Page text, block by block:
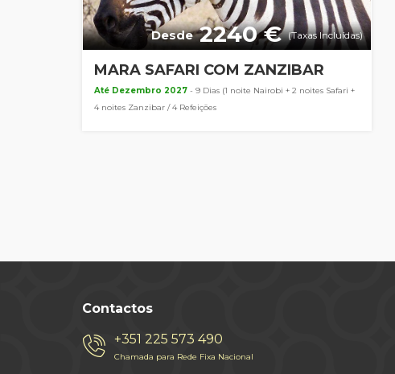
Desde2240 €(Taxas Incluídas)
MARA SAFARI COM ZANZIBAR
Até Dezembro 2027 - 9 Dias (1 noite Nairobi + 2 noites Safari +
4 noites Zanzibar / 4 Refeições
Contactos
+351 225 573 490
Chamada para Rede Fixa Nacional